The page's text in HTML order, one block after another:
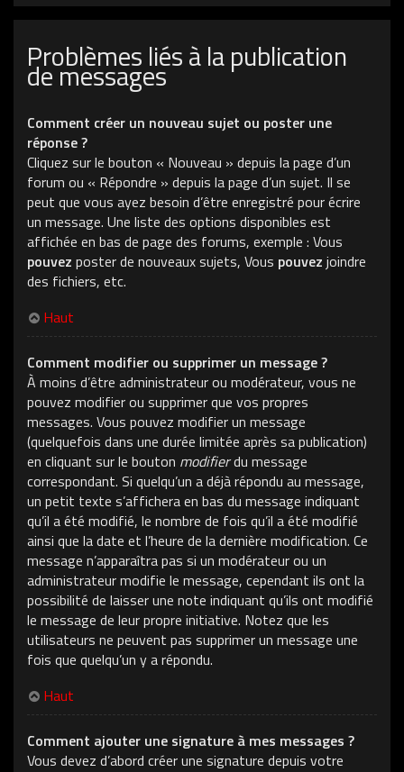
Problèmes liés à la publication
de messages
Comment créer un nouveau sujet ou poster une
réponse ?
Cliquez sur le bouton « Nouveau » depuis la page d’un
forum ou « Répondre » depuis la page d’un sujet. Il se
peut que vous ayez besoin d’être enregistré pour écrire
un message. Une liste des options disponibles est
affichée en bas de page des forums, exemple : Vous
pouvez poster de nouveaux sujets, Vous pouvez joindre
des fichiers, etc.
Haut
Comment modifier ou supprimer un message ?
À moins d’être administrateur ou modérateur, vous ne
pouvez modifier ou supprimer que vos propres
messages. Vous pouvez modifier un message
(quelquefois dans une durée limitée après sa publication)
en cliquant sur le bouton modifierdu message
correspondant. Si quelqu’un a déjà répondu au message,
un petit texte s’affichera en bas du message indiquant
qu’il a été modifié, le nombre de fois qu’il a été modifié
ainsi que la date et l’heure de la dernière modification. Ce
message n’apparaîtra pas si un modérateur ou un
administrateur modifie le message, cependant ils ont la
possibilité de laisser une note indiquant qu’ils ont modifié
le message de leur propre initiative. Notez que les
utilisateurs ne peuvent pas supprimer un message une
fois que quelqu’un y a répondu.
Haut
Comment ajouter une signature à mes messages ?
Vous devez d’abord créer une signature depuis votre